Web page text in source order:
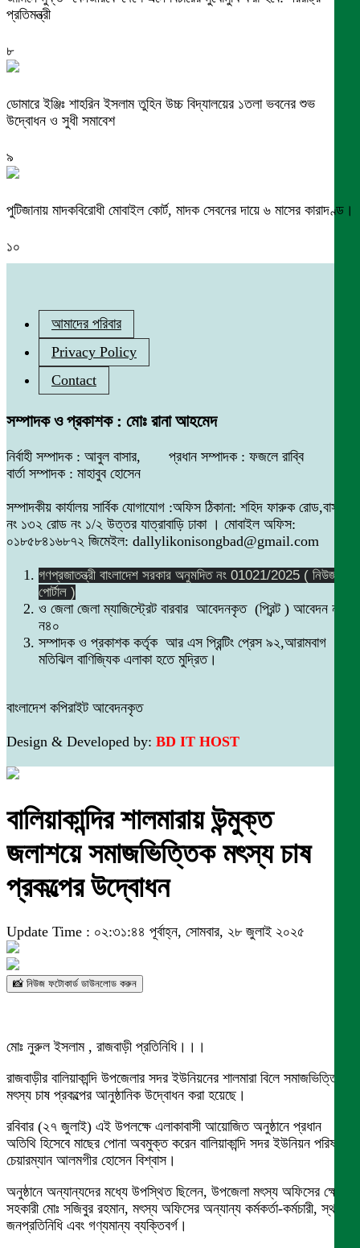
প্রতিমন্ত্রী
৮
ডোমারে ইঞ্জিঃ শাহরিন ইসলাম তুহিন উচ্চ বিদ্যালয়ের ১তলা ভবনের শুভ
উদ্বোধন ও সুধী সমাবেশ
৯
পুটিজানায় মাদকবিরোধী মোবাইল কোর্ট, মাদক সেবনের দায়ে ৬ মাসের কারাদণ্ড।
১০
আমাদের পরিবার
Privacy Policy
Contact
সম্পাদক ও প্রকাশক : মোঃ রানা আহমেদ
নির্বাহী সম্পাদক : আবুল বাসার, প্রধান সম্পাদক : ফজলে রাব্বি
বার্তা সম্পাদক : মাহাবুব হোসেন
সম্পাদকীয় কার্যালয় সার্বিক যোগাযোগ :অফিস ঠিকানা: শহিদ ফারুক রোড,বাসা
নং ১৩২ রোড নং ১/২ উত্তর যাত্রাবাড়ি ঢাকা । মোবাইল অফিস:
০১৮৫৮৪১৬৮৭২ জিমেইল: dallylikonisongbad@gmail.com
গণপ্রজাতন্ত্রী বাংলাদেশ সরকার অনুমদিত নং 01021/2025 ( নিউজ
পোর্টাল )
ও জেলা জেলা ম্যাজিস্ট্রেট বারবার আবেদনকৃত (প্রিন্ট ) আবেদন নং
ন৪০
সম্পাদক ও প্রকাশক কর্তৃক আর এস প্রিন্টিং প্রেস ৯২,আরামবাগ
মতিঝিল বাণিজ্যিক এলাকা হতে মুদ্রিত।
বাংলাদেশ কপিরাইট আবেদনকৃত
Design & Developed by: BD IT HOST
বালিয়াকান্দির শালমারায় উন্মুক্ত
জলাশয়ে সমাজভিত্তিক মৎস্য চাষ
প্রকল্পের উদ্বোধন
Update Time : ০২:৩১:৪৪ পূর্বাহ্ন, সোমবার, ২৮ জুলাই ২০২৫
📸 নিউজ ফটোকার্ড ডাউনলোড করুন
মোঃ নুরুল ইসলাম , রাজবাড়ী প্রতিনিধি।।।
রাজবাড়ীর বালিয়াকান্দি উপজেলার সদর ইউনিয়নের শালমারা বিলে সমাজভিত্তিক
মৎস্য চাষ প্রকল্পের আনুষ্ঠানিক উদ্বোধন করা হয়েছে।
রবিবার (২৭ জুলাই) এই উপলক্ষে এলাকাবাসী আয়োজিত অনুষ্ঠানে প্রধান
অতিথি হিসেবে মাছের পোনা অবমুক্ত করেন বালিয়াকান্দি সদর ইউনিয়ন পরিষদের
চেয়ারম্যান আলমগীর হোসেন বিশ্বাস।
অনুষ্ঠানে অন্যান্যদের মধ্যে উপস্থিত ছিলেন, উপজেলা মৎস্য অফিসের ক্ষেত্র
সহকারী মোঃ সজিবুর রহমান, মৎস্য অফিসের অন্যান্য কর্মকর্তা-কর্মচারী, স্থানীয়
জনপ্রতিনিধি এবং গণ্যমান্য ব্যক্তিবর্গ।